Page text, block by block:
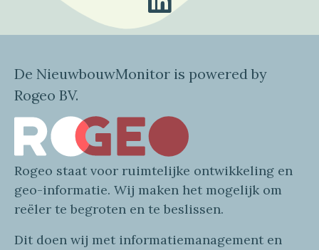
De NieuwbouwMonitor is powered by
Rogeo BV.
Rogeo staat voor ruimtelijke ontwikkeling en
geo-informatie. Wij maken het mogelijk om
reëler te begroten en te beslissen.
Dit doen wij met informatiemanagement en